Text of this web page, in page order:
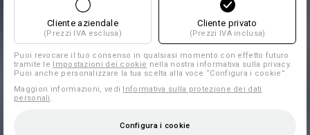
Cliente aziendale
(Prezzi IVA esclusa)
Cliente privato
(Prezzi IVA inclusa)
Puoi revocare il tuo consenso in qualsiasi momento con effetto futuro
tramite le Impostazioni dei cookie nella nostra informativa sulla privacy.
Puoi anche personalizzare la tua scelta alla voce “Configura i cookie”.
Maggiori informazioni, vedi Informativa sulla protezione dei dati
personali
Configura i cookie